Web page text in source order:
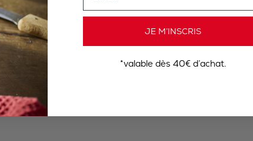
JE M’INSCRIS
*valable dès 40€ d’achat.